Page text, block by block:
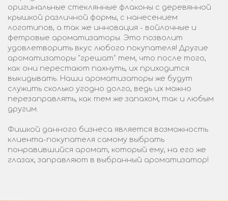
оригинальные стеклянные флаконы с деревянной
крышкой различной формы, с нанесением
логотипов, а так же инновация - войлочные и
фетровые ароматизаторы. Это позволит
удовлетворить вкус любого покупателя! Другие
ароматизаторы "грешат" тем, что после того,
как они перестают пахнуть, их приходится
выкидывать. Наши ароматизаторы же будут
служить сколько угодно долго, ведь их можно
перезаправлять, как тем же запахом, так и любым
другим.
Фишкой данного бизнеса является возможность
клиента-покупателя самому выбрать
понравившийся аромат, который ему, на его же
глазах, заправляют в выбранный ароматизатор!